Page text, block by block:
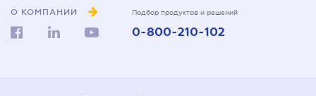
О КОМПАНИИ Подбор продуктов и решений
0-800-210-102